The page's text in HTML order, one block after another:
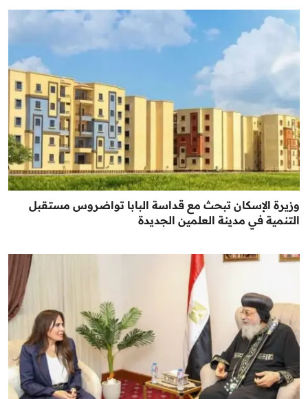
وزيرة الإسكان تبحث مع قداسة البابا تواضروس مستقبل
التنمية في مدينة العلمين الجديدة